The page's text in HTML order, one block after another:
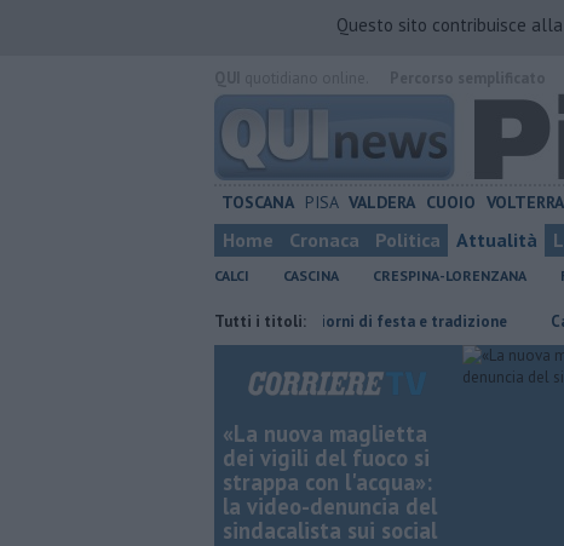
Questo sito contribuisce
TOSCANA PISA VALDERA CUOIO VOLTERRA
Home Cronaca Politica Attualità
CALCI CASCINA CRESPINA-LORENZANA
Tutti i titoli:
San Casciano, dieci giorni di festa e tradizione Canale
«La nuova maglietta
dei vigili del fuoco si
strappa con l'acqua»:
la video-denuncia del
sindacalista sui social